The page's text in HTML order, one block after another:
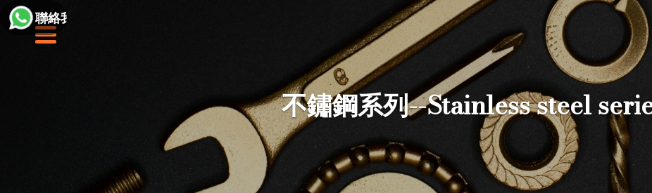
不鏽鋼系列--Stainless steel
聯絡我們